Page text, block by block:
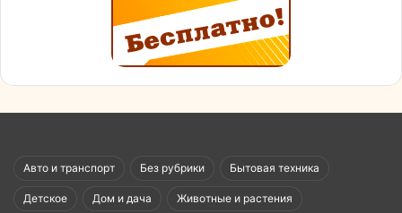
Авто и транспорт Без рубрики Бытовая техника
Детское Дом и дача Животные и растения